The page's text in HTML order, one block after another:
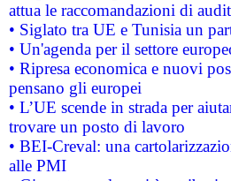
attua le raccomandazioni di
• Siglato tra UE e Tunisia un
• Un'agenda per il settore
• Ripresa economica e nuovi
pensano gli europei
• L’UE scende in strada per
trovare un posto di lavoro
• BEI-Creval: una
alle PMI